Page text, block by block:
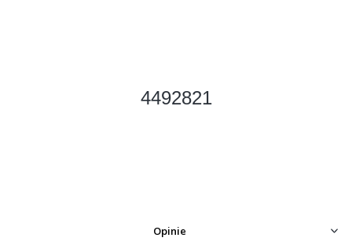
4492821
Opinie